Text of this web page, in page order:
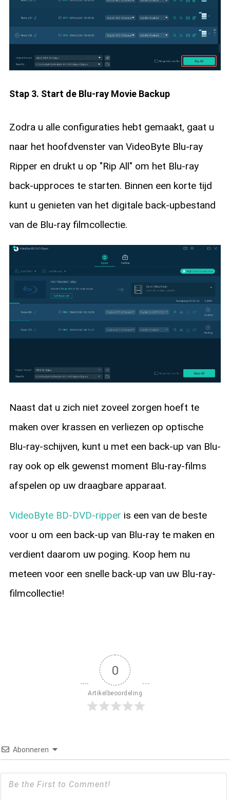
Stap 3. Start de Blu-ray Movie Backup
Zodra u alle configuraties hebt gemaakt, gaat u
naar het hoofdvenster van VideoByte Blu-ray
Ripper en drukt u op "Rip All" om het Blu-ray
back-upproces te starten. Binnen een korte tijd
kunt u genieten van het digitale back-upbestand
van de Blu-ray filmcollectie.
Naast dat u zich niet zoveel zorgen hoeft te
maken over krassen en verliezen op optische
Blu-ray-schijven, kunt u met een back-up van Blu-
ray ook op elk gewenst moment Blu-ray-films
afspelen op uw draagbare apparaat.
VideoByte BD-DVD-ripper is een van de beste
voor u om een back-up van Blu-ray te maken en
verdient daarom uw poging. Koop hem nu
meteen voor een snelle back-up van uw Blu-ray-
filmcollectie!
0
Artikelbeoordeling
Abonneren